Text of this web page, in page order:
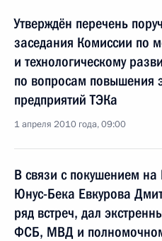
Утверждён перечень
заседания Комиссии по
и технологическому
по вопросам повышения
предприятий ТЭКа
1 апреля 2010 года, 09:00
В связи с покушением на
Юнус-Бека Евкурова
ряд встреч, дал
ФСБ, МВД и